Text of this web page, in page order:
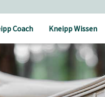
Coach Kneipp Wissen